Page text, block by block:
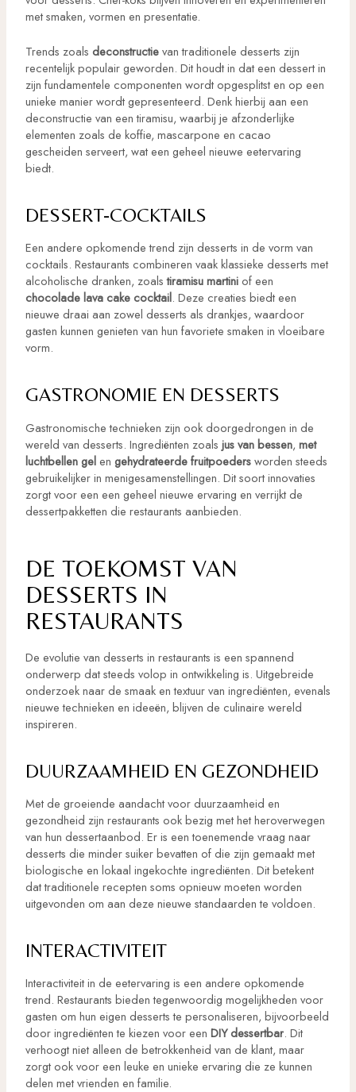
met smaken, vormen en presentatie.
Trends zoals deconstructievan traditionele desserts zijn
recentelijk populair geworden. Dit houdt in dat een dessert in
zijn fundamentele componenten wordt opgesplitst en op een
unieke manier wordt gepresenteerd. Denk hierbij aan een
deconstructie van een tiramisu, waarbij je afzonderlijke
elementen zoals de koffie, mascarpone en cacao
gescheiden serveert, wat een geheel nieuwe eetervaring
biedt.
DESSERT-COCKTAILS
Een andere opkomende trend zijn desserts in de vorm van
cocktails. Restaurants combineren vaak klassieke desserts met
alcoholische dranken, zoalstiramisu martiniof een
chocolade lava cake cocktail. Deze creaties biedt een
nieuwe draai aan zowel desserts als drankjes, waardoor
gasten kunnen genieten van hun favoriete smaken in vloeibare
vorm.
GASTRONOMIE EN DESSERTS
Gastronomische technieken zijn ook doorgedrongen in de
wereld van desserts. Ingrediënten zoals jus van bessen, met
luchtbellen gelen gehydrateerde fruitpoedersworden steeds
gebruikelijker in menigesamenstellingen. Dit soort innovaties
zorgt voor een een geheel nieuwe ervaring en verrijkt de
dessertpakketten die restaurants aanbieden.
DE TOEKOMST VAN
DESSERTS IN
RESTAURANTS
De evolutie van desserts in restaurants is een spannend
onderwerp dat steeds volop in ontwikkeling is. Uitgebreide
onderzoek naar de smaak en textuur van ingrediënten, evenals
nieuwe technieken en ideeën, blijven de culinaire wereld
inspireren.
DUURZAAMHEID EN GEZONDHEID
Met de groeiende aandacht voor duurzaamheid en
gezondheid zijn restaurants ook bezig met het heroverwegen
van hun dessertaanbod. Er is een toenemende vraag naar
desserts die minder suiker bevatten of die zijn gemaakt met
biologische en lokaal ingekochte ingrediënten. Dit betekent
dat traditionele recepten soms opnieuw moeten worden
uitgevonden om aan deze nieuwe standaarden te voldoen.
INTERACTIVITEIT
Interactiviteit in de eetervaring is een andere opkomende
trend. Restaurants bieden tegenwoordig mogelijkheden voor
gasten om hun eigen desserts te personaliseren, bijvoorbeeld
door ingrediënten te kiezen voor een DIY dessertbar. Dit
verhoogt niet alleen de betrokkenheid van de klant, maar
zorgt ook voor een leuke en unieke ervaring die ze kunnen
delen met vrienden en familie.